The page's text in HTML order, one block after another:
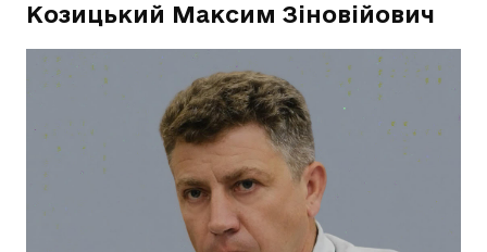
Козицький Максим Зіновійович